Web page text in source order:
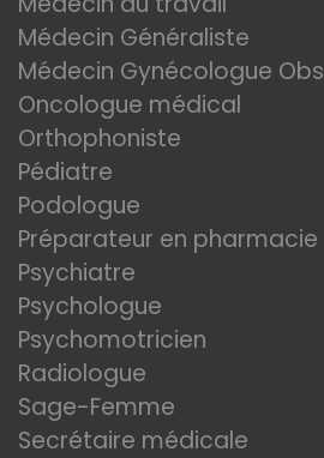
Médecin Généraliste
Médecin Gynécologue
Oncologue médical
Orthophoniste
Pédiatre
Podologue
Préparateur en pharmacie
Psychiatre
Psychologue
Psychomotricien
Radiologue
Sage-Femme
Secrétaire médicale